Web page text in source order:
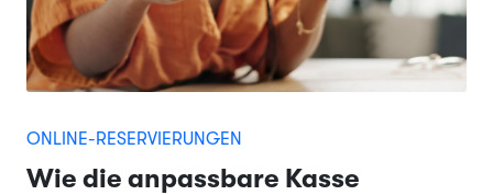
ONLINE-RESERVIERUNGEN
Wie die anpassbare Kasse